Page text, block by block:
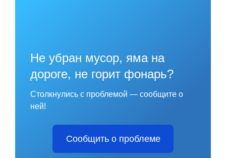
Не убран мусор, яма на
дороге, не горит фонарь?
Столкнулись с проблемой — сообщите о
ней!
Сообщить о проблеме